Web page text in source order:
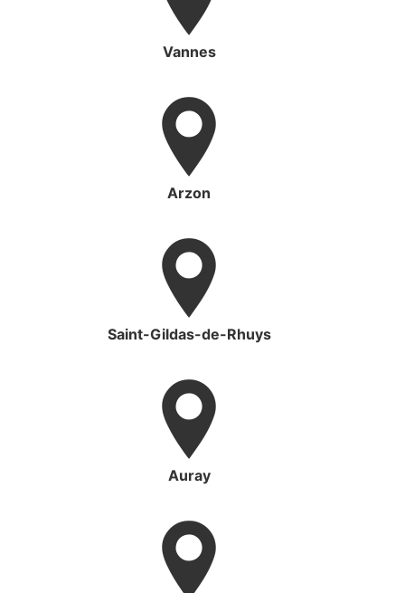
Vannes
Arzon
Saint-Gildas-de-Rhuys
Auray